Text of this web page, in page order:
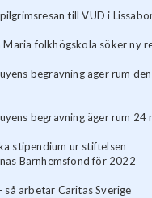
till VUD i
Maria folkhögskola söker ny
begravning äger rum
begravning äger rum 24
stipendium ur stiftelsen
Barnhemsfond för 2022
så arbetar Caritas Sverige